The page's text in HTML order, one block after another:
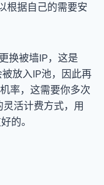
根据自己的需要安
被墙IP，这是
放入IP池，因此再
率，这需要你多次
活计费方式，用
的。